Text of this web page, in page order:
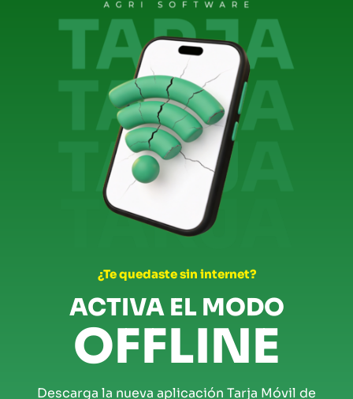
¿Te quedaste sin internet?
ACTIVA EL MODO
OFFLINE
Descarga la nueva aplicación Tarja Móvil de